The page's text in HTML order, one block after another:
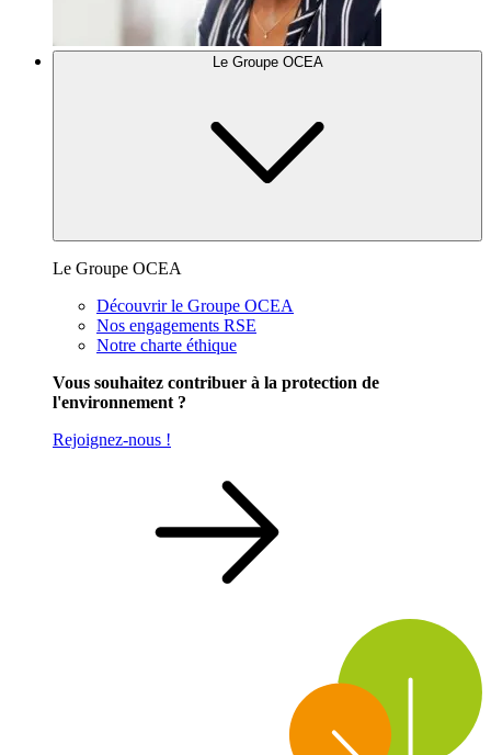
Le Groupe OCEA
Le Groupe OCEA
Découvrir le Groupe OCEA
Nos engagements RSE
Notre charte éthique
Vous souhaitez contribuer à la protection de
l'environnement ?
Rejoignez-nous !